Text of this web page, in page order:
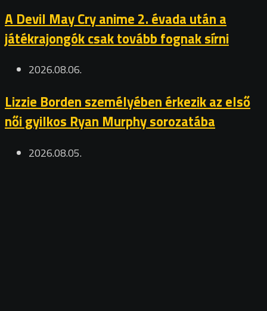
A Devil May Cry anime 2. évada után a
játékrajongók csak tovább fognak sírni
2026.08.06.
Lizzie Borden személyében érkezik az első
női gyilkos Ryan Murphy sorozatába
2026.08.05.